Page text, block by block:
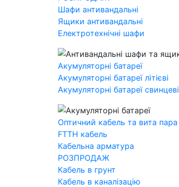
Шафи антивандальні
Ящики антивандальні
Електротехнічні шафи
Акумуляторні батареї
Акумуляторні батареї літієві
Акумуляторні батареї свинцеві
Оптичний кабель та вита пара
FTTH кабель
Кабельна арматура
РОЗПРОДАЖ
Кабель в грунт
Кабель в каналізацію